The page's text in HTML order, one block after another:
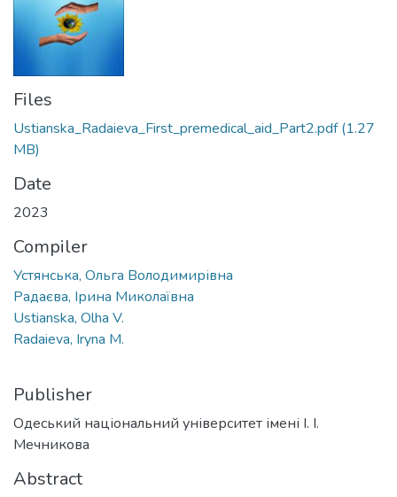
Files
Ustianska_Radaieva_First_premedical_aid_Part2.pdf(1.27
MB)
Date
2023
Compiler
Устянська, Ольга Володимирівна
Радаєва, Ірина Миколаївна
Ustianska, Olha V.
Radaieva, Iryna M.
Publisher
Одеський національний університет імені І. І.
Мечникова
Abstract